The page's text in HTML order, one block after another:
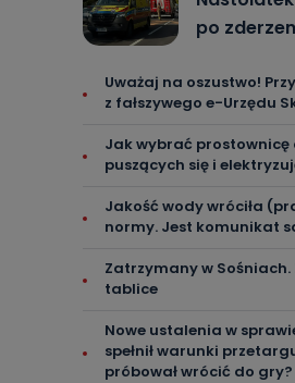
po
Uważaj na oszustwo!
z fałszywego e-Urzędu
Jak wybrać prostownicę
puszących się i
Jakość wody wróciła
normy. Jest komunikat
Zatrzymany w Sośniach.
tablice
Nowe ustalenia w
spełnił warunki
próbował wrócić do gry?